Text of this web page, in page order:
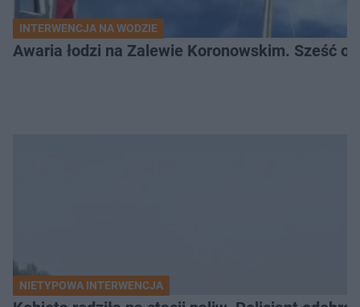
INTERWENCJA NA WODZIE
Awaria łodzi na Zalewie Koronowskim. Sześć
NIETYPOWA INTERWENCJA